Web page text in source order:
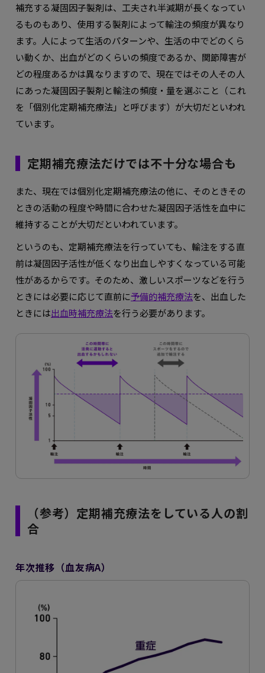
補充する凝固因子製剤は、工夫され半減期が長くなってい
るものもあり、使用する製剤によって輸注の頻度が異なり
ます。人によって生活のパターンや、生活の中でどのくら
い動くか、出血がどのくらいの頻度であるか、関節障害が
どの程度あるかは異なりますので、現在ではその人その人
にあった凝固因子製剤と輸注の頻度・量を選ぶこと（これ
を「個別化定期補充療法」と呼びます）が大切だといわれ
ています。
定期補充療法だけでは不十分な場合も
また、現在では個別化定期補充療法の他に、そのときその
ときの活動の程度や時間に合わせた凝固因子活性を血中に
維持することが大切だといわれています。
というのも、定期補充療法を行っていても、輸注をする直
前は凝固因子活性が低くなり出血しやすくなっている可能
性があるからです。そのため、激しいスポーツなどを行う
ときには必要に応じて直前に予備的補充療法を、出血した
ときには出血時補充療法を行う必要があります。
（参考）定期補充療法をしている人の割
合
年次推移（血友病A）